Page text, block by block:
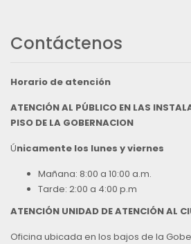
Contáctenos
Horario de atención
ATENCIÓN AL PÚBLICO EN LAS
PISO DE LA GOBERNACION
Únicamente los lunes y viernes
Mañana: 8:00 a 10:00 a.m.
Tarde: 2:00 a 4:00 p.m
ATENCIÓN UNIDAD DE ATENCIÓN AL
Oficina ubicada en los bajos de la